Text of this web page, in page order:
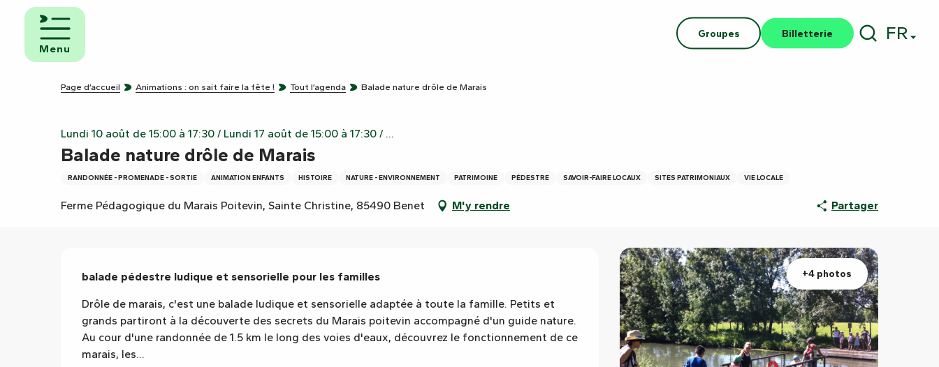
contenu
principal
Groupes Billetterie FR
Menu
Page d’accueil Animations : on sait faire la fête ! Tout l’agenda Balade nature drôle de Marais
Lundi 10 août de 15:00 à 17:30 / Lundi 17 août de 15:00 à 17:30 / ...
Balade nature drôle de Marais
RANDONNÉE - PROMENADE - SORTIE ANIMATION ENFANTS HISTOIRE NATURE - ENVIRONNEMENT PATRIMOINE PÉDESTRE SAVOIR-FAIRE LOCAUX SITES PATRIMONIAUX VIE LOCALE
Ferme Pédagogique du Marais Poitevin, Sainte Christine, 85490 Benet M'y rendre Partager
+4 photos
Description
balade pédestre ludique et sensorielle pour les familles
Drôle de marais, c'est une balade ludique et sensorielle adaptée à toute la famille. Petits et
grands partiront à la découverte des secrets du Marais poitevin accompagné d'un guide nature.
Au cour d'une randonnée de 1.5 km le long des voies d'eaux, découvrez le fonctionnement de ce
marais, les...